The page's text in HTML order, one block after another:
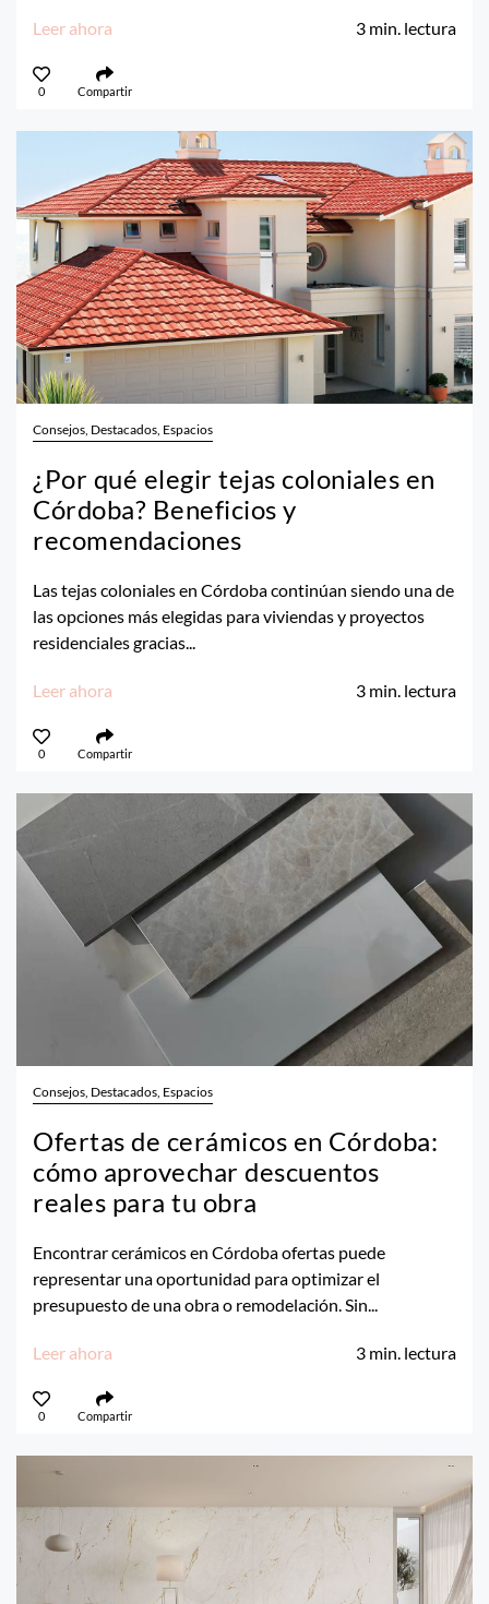
Leer ahora 3 min. lectura
0 Compartir
Consejos, Destacados, Espacios
¿Por qué elegir tejas coloniales en
Córdoba? Beneficios y
recomendaciones
Las tejas coloniales en Córdoba continúan siendo una de
las opciones más elegidas para viviendas y proyectos
residenciales gracias...
Leer ahora 3 min. lectura
0 Compartir
Consejos, Destacados, Espacios
Ofertas de cerámicos en Córdoba:
cómo aprovechar descuentos
reales para tu obra
Encontrar cerámicos en Córdoba ofertas puede
representar una oportunidad para optimizar el
presupuesto de una obra o remodelación. Sin...
Leer ahora 3 min. lectura
0 Compartir